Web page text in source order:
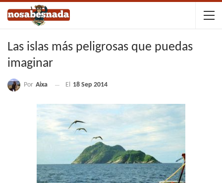
Las islas más peligrosas que puedas
imaginar
Por Aixa El 18 Sep 2014